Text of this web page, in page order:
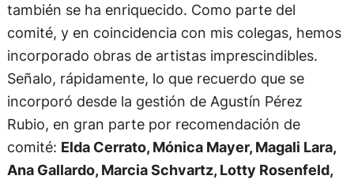
también se ha enriquecido. Como parte del
comité, y en coincidencia con mis colegas, hemos
incorporado obras de artistas imprescindibles.
Señalo, rápidamente, lo que recuerdo que se
incorporó desde la gestión de Agustín Pérez
Rubio, en gran parte por recomendación de
comité: Elda Cerrato, Mónica Mayer, Magali Lara,
Ana Gallardo, Marcia Schvartz, Lotty Rosenfeld,